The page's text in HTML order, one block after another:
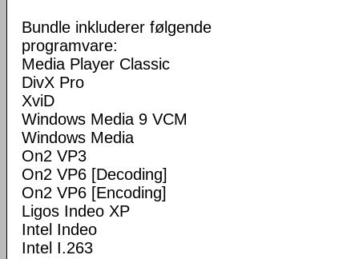
Bundle inkluderer følgende
programvare:
Media Player Classic
DivX Pro
XviD
Windows Media 9 VCM
Windows Media
On2 VP3
On2 VP6 [Decoding]
On2 VP6 [Encoding]
Ligos Indeo XP
Intel Indeo
Intel I.263